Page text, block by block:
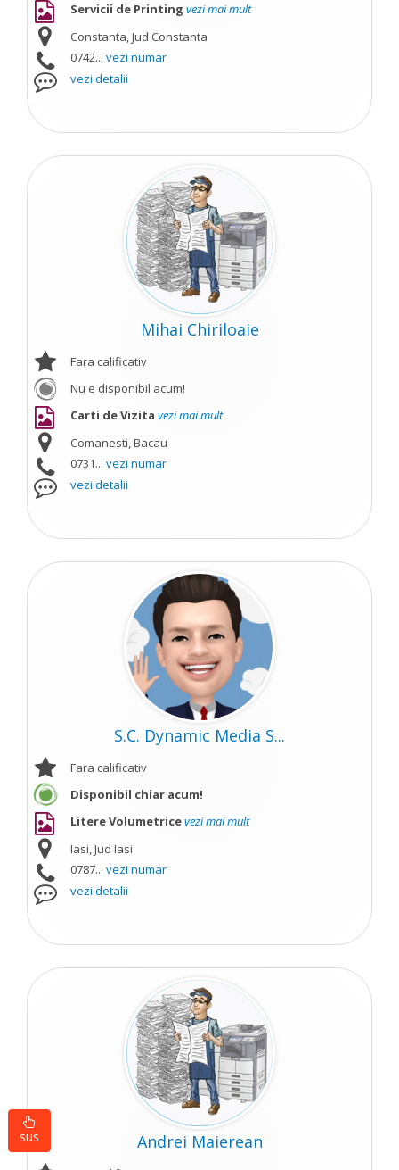
Servicii de Printing vezi mai mult
Constanta, Jud Constanta
0742... vezi numar
vezi detalii
Mihai Chiriloaie
Fara calificativ
Nu e disponibil acum!
Carti de Vizita vezi mai mult
Comanesti, Bacau
0731... vezi numar
vezi detalii
S.C. Dynamic Media S...
Fara calificativ
Disponibil chiar acum!
Litere Volumetricevezi mai mult
Iasi, Jud Iasi
0787... vezi numar
vezi detalii
Andrei Maierean
sus